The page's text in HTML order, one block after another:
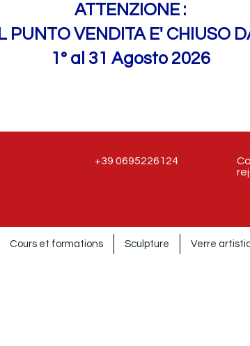
ATTENZIONE :
IL PUNTO VENDITA E' CHIUSO
1° al 31 Agosto 2026
+39 0695226124
Cours et formations Sculpture Verre